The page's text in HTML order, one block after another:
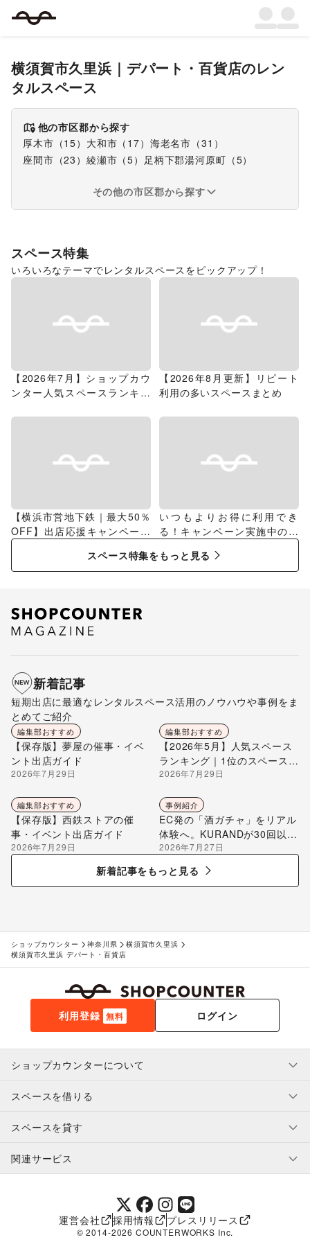
横須賀市久里浜 ｜ デパート・百貨店のレン
タルスペース
他の市区郡から探す
厚木市 （15） 大和市 （ 17） 海老名市 （31 ）
座間市 （23 ） 綾瀬市 （5） 足柄下郡湯河原町 （5）
その他の市区郡から探す
スペース特集
いろいろなテーマでレンタルスペースをピックアップ！
【2026年7月】ショップカウ
ンター人気スペースランキン
【2026年8月更新】リピート
利用の多いスペースまとめ
【横浜市営地下鉄｜最大50％
OFF】出店応援キャンペーン
特集
いつもよりお得に利用でき
る！キャンペーン実施中のス
スペース特集をもっと見る
新着記事
短期出店に最適なレンタルスペース活用のノウハウや事例をま
とめてご紹介
編集部おすすめ
【保存版】夢屋の催事・イベ
ント出店ガイド
2026年7月29日
編集部おすすめ
【2026年5月】人気スペース
ランキング｜1位のスペースを
編集部が解説
2026年7月29日
編集部おすすめ
【保存版】西鉄ストアの催
事・イベント出店ガイド
2026年7月29日
事例紹介
EC発の「酒ガチャ」をリアル
体験へ。KURANDが30回以上
のポップアップ出店で届け
る“新しいお酒との出会い”
2026年7月27日
新着記事をもっと見る
ショップカウンター 神奈川県
横須賀市久里浜
横須賀市久里浜 デパート・百貨店
利用登録 無料 ログイン
ショップカウンターについて
利用規約・ガイドライン
特定商取引法に基づく表示
補償プログラム
スペースを借りる
スペースを借りたい人へ
ユーザー利用規約
提携パートナー
スペースを貸す
スペースを貸したい方へ
オーナー利用規約
関連サービス
SHOPCOUNTER MAGAZINE
ショップカウンターエンタープライズ
ショップカウンター常設
運営会社 採用情報 プレスリリース
© 2014-2026 COUNTERWORKS Inc.